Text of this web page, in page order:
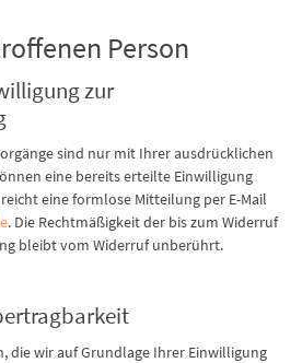
Person
zur
sind nur mit Ihrer ausdrücklichen
eine bereits erteilte Einwilligung
eine formlose Mitteilung per E-Mail
. Die Rechtmäßigkeit der bis zum Widerruf
bleibt vom Widerruf unberührt.
die wir auf Grundlage Ihrer Einwilligung